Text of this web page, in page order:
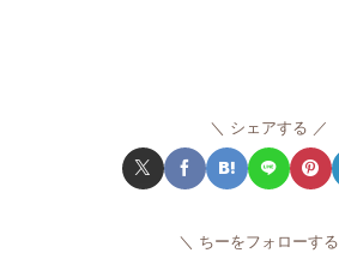
シェアする
ちーをフォローする